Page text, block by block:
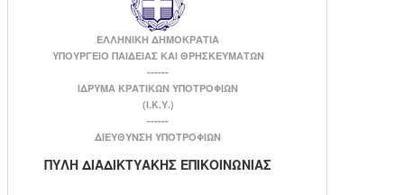
ΕΛΛΗΝΙΚΗ ΔΗΜΟΚΡΑΤΙΑ
ΥΠΟΥΡΓΕΙΟ ΠΑΙΔΕΙΑΣ ΚΑΙ ΘΡΗΣΚΕΥΜΑΤΩΝ
------
ΙΔΡΥΜΑ ΚΡΑΤΙΚΩΝ ΥΠΟΤΡΟΦΙΩΝ
(Ι.Κ.Υ.)
------
ΔΙΕΥΘΥΝΣΗ ΥΠΟΤΡΟΦΙΩΝ
ΠΥΛΗ ΔΙΑΔΙΚΤΥΑΚΗΣ ΕΠΙΚΟΙΝΩΝΙΑΣ